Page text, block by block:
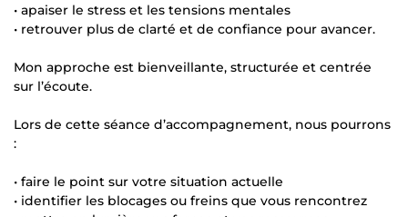
• apaiser le stress et les tensions mentales
• retrouver plus de clarté et de confiance pour avancer.
Mon approche est bienveillante, structurée et centrée
sur l’écoute.
Lors de cette séance d’accompagnement, nous pourrons
:
• faire le point sur votre situation actuelle
• identifier les blocages ou freins que vous rencontrez